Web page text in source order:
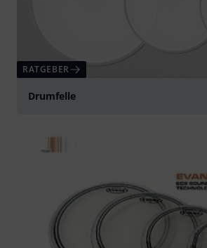
RATGEBER
Drumfelle